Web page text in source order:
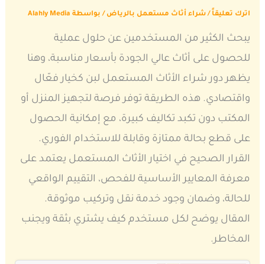
اترك تعليقاً /شراء أثاث مستعمل بالرياض / بواسطة Alahly Media
يبحث الكثير من المستخدمين عن حلول عملية
للحصول على أثاث عالي الجودة بأسعار مناسبة، وهنا
يظهر دور شراء الأثاث المستعمل لبن كخيار فعّال
واقتصادي. هذه الطريقة توفر فرصة لتجهيز المنزل أو
المكتب دون تكبد تكاليف كبيرة، مع إمكانية الحصول
على قطع بحالة ممتازة وقابلة للاستخدام الفوري.
القرار الصحيح في اختيار الأثاث المستعمل يعتمد على
معرفة المعايير الأساسية للفحص، التقييم الواقعي
للحالة، وضمان وجود خدمة نقل وتركيب موثوقة.
المقال يوضح لكل مستخدم كيف يشتري بثقة ويجنب
المخاطر.